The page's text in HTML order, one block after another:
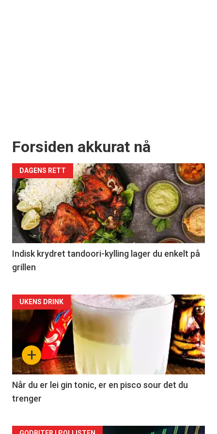
Forsiden akkurat nå
DAGENS RETT
Indisk krydret tandoori-kylling lager du enkelt på
grillen
Forsiden
akkurat
nå
-
2
+
UKENS DRINK
Når du er lei gin tonic, er en pisco sour det du
trenger